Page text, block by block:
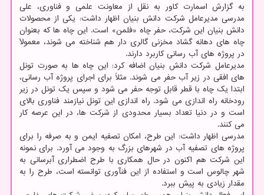
به گزارش اسمارت کاور به نقل از معاونت علمی و فناوری، علی
مدرسی مدیرعامل شرکت دانش بنیان اظهار داشت: یکی از محصولات
دانش بنیان این شرکت، حفر چاه «فلمن» است. این چاه ها که بعنوان
چاه های دهانه گشاد مخزنی گالری دار هم شناخته می شوند، معمولاً
در پروژه های آب رسانی کاربرد دارند.
مدیرعامل شرکت دانش بنیان اضافه کرد: این چاه ها به صورت تونل
های افقی در زیر آب حفر می شوند. مثلاً برای اجرای پروژه آب رسانی،
ابتدا یک چاه با قطر قابل توجه حفر می شود و سپس یک تونل در زیر
رودخانه راه اندازی می شود. راه اندازی این تونل نیازمند فناوری بالای
است و در دنیا تعداد بسیار محدودی از شرکت ها، در این عرصه کار
می کنند.
مدرسی اظهار داشت: این طرح، امکان تصفیه ایمن و به صرفه را برای
پروژه های تصفیه آب در شهرهای بزرگ به وجود می آورد. برای نمونه
این شرکت هم اکنون در حال همکاری با طرح اضطراری آبرسانی به
شهر چالوس است و استفاده از این فنآوری توانسته است، طرح را به
مقدار زیادی به پیش ببرد.